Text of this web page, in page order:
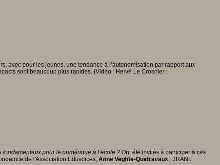
avec pour les jeunes, une tendance à l’autonomisation par rapport aux
sont beaucoup plus rapides. (Vidéo : Hervé Le Crosnier :
pour le numérique à l’école ? Ont été invités à participer à ces
de l'Association Eduvoices, Anne Veghte-Quatravaux, DRANE